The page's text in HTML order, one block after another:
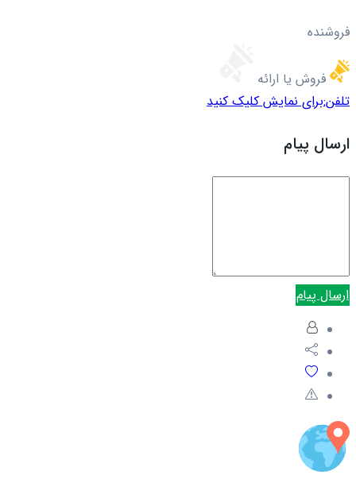
فروشنده
فروش یا ارائه
تلفن:برای نمایش کلیک کنید
ارسال پیام
ارسال پیام